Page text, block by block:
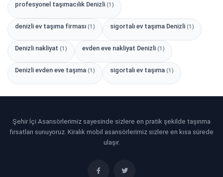
profesyonel taşımacılık Denizli (1)
denizli ev taşıma firması (1) sigortalı ev taşıma Denizli (1)
Denizli nakliyat (1) evden eve nakliyat Denizli (1)
Denizli evden eve taşıma (1) sigortalı ev taşıma (1)
Şehir İçi Asansörlerimiz sayesinde sizlere en pratik şekilde taşınma
fırsatları sunuyoruz. Kiralık mobil asansörlerimiz sizlere en kısa sürede
ulaşır.